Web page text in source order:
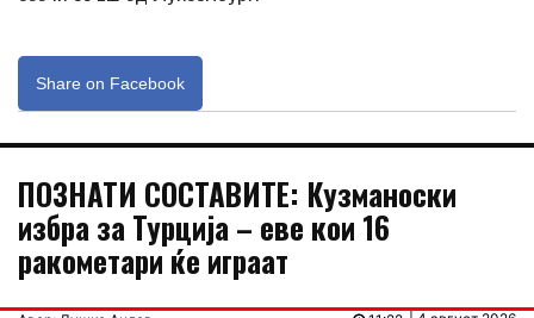
Share on Facebook
ПОЗНАТИ СОСТАВИТЕ: Кузманоски
избра за Турција – еве кои 16
ракометари ќе играат